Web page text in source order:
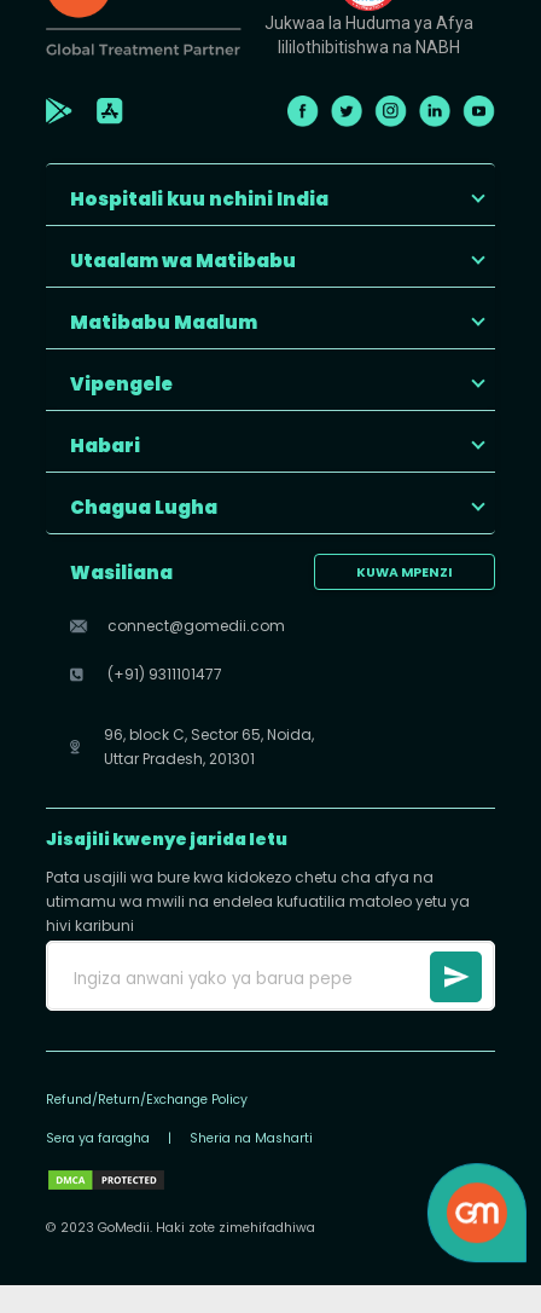
Jukwaa la Huduma ya Afya
lililothibitishwa na NABH
Hospitali kuu nchini India
Utaalam wa Matibabu
Matibabu Maalum
Vipengele
Habari
Chagua Lugha
KUWA MPENZI
Wasiliana
connect@gomedii.com
(+91) 9311101477
96, block C, Sector 65, Noida,
Uttar Pradesh, 201301
Jisajili kwenye jarida letu
Pata usajili wa bure kwa kidokezo chetu cha afya na
utimamu wa mwili na endelea kufuatilia matoleo yetu ya
hivi karibuni
Refund/Return/Exchange Policy
Sera ya faragha | Sheria na Masharti
© 2023 GoMedii. Haki zote zimehifadhiwa